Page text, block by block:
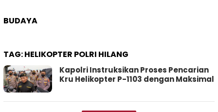
BUDAYA
TAG:HELIKOPTER POLRI HILANG
Kapolri Instruksikan Proses Pencarian
Kru Helikopter P-1103 dengan Maksimal